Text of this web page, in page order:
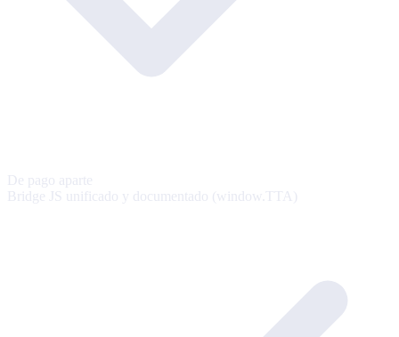
De pago aparte
Bridge JS unificado y documentado (window.TTA)